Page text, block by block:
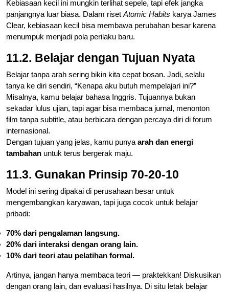
Kebiasaan kecil ini mungkin terlihat sepele, tapi efek jangka
panjangnya luar biasa. Dalam riset Atomic Habits karya James
Clear, kebiasaan kecil bisa membawa perubahan besar karena
menumpuk menjadi pola perilaku baru.
11.2. Belajar dengan Tujuan Nyata
Belajar tanpa arah sering bikin kita cepat bosan. Jadi, selalu
tanya ke diri sendiri, “Kenapa aku butuh mempelajari ini?”
Misalnya, kamu belajar bahasa Inggris. Tujuannya bukan
sekadar lulus ujian, tapi agar bisa membaca jurnal, menonton
film tanpa subtitle, atau berbicara dengan percaya diri di forum
internasional.
Dengan tujuan yang jelas, kamu punya arah dan energi
tambahan untuk terus bergerak maju.
11.3. Gunakan Prinsip 70-20-10
Model ini sering dipakai di perusahaan besar untuk
mengembangkan karyawan, tapi juga cocok untuk belajar
pribadi:
70% dari pengalaman langsung.
20% dari interaksi dengan orang lain.
10% dari teori atau pelatihan formal.
Artinya, jangan hanya membaca teori — praktekkan! Diskusikan
dengan orang lain, dan evaluasi hasilnya. Di situ letak belajar